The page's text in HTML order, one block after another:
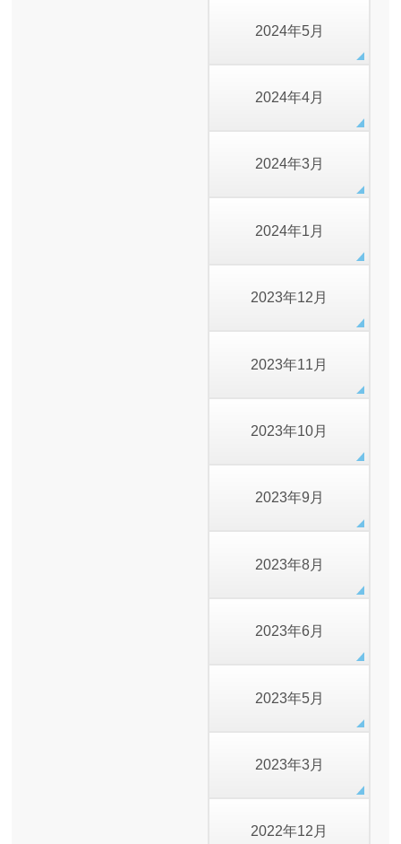
2024年5月
2024年4月
2024年3月
2024年1月
2023年12月
2023年11月
2023年10月
2023年9月
2023年8月
2023年6月
2023年5月
2023年3月
2022年12月